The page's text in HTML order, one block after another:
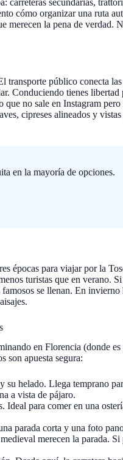
carreteras secundarias,
cómo organizar una ruta
merecen la pena de verdad.
transporte público conecta
Conduciendo tienes libertad
no sale en Instagram pero
cipreses alineados y
en la mayoría de opciones.
épocas para viajar por la
turistas que en verano.
se llenan. En invierno
en Florencia (donde
son apuesta segura:
su helado. Llega temprano
a vista de pájaro.
Ideal para comer en una
parada corta y una foto
merecen la parada. Si